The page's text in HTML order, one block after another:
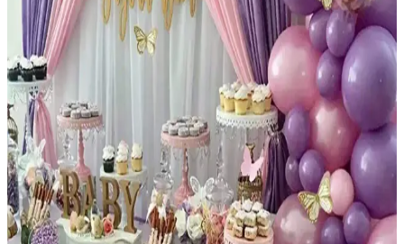
Renkli ve kolay montajlı Kral Taçlı Balon Zinciri, doğum günü
kutlamalarına neşe ve canlılık katarken, yüksek kalite ve estetik
sunar, pratik kullanımıyla tercih edilir.
Parti Dolabı Balon Zinciri ve Yapıştırma Seti ile
Renkli ve Kolay Dekorasyon Çözümleri
Parti Dolabı'nın renkli balon zinciri ve yapıştırma seti, kolay
kullanımı ve çeşitli renk seçenekleriyle kutlamalarınıza renk katıyor.
Doğum günü ve nişan gibi özel etkinlikler için ideal çözümler sunar.
Janissary 5 Metre Balon Zinciri ile Etkinliklerinizi
Renkli ve Şık Bir Şekilde Süsleyin